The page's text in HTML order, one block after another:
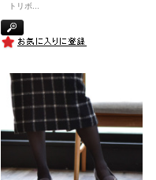
トリボ